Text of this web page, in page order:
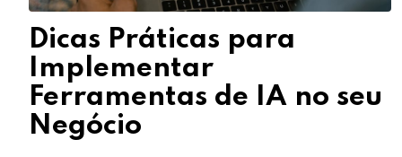
Dicas Práticas para
Implementar
Ferramentas de IA no seu
Negócio